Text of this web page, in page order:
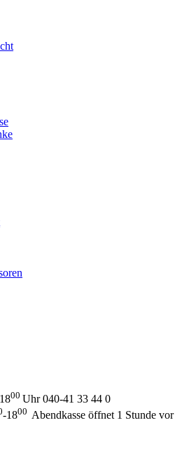
00 Uhr 040-41 33 44 0
-1800 Abendkasse öffnet 1 Stunde vor